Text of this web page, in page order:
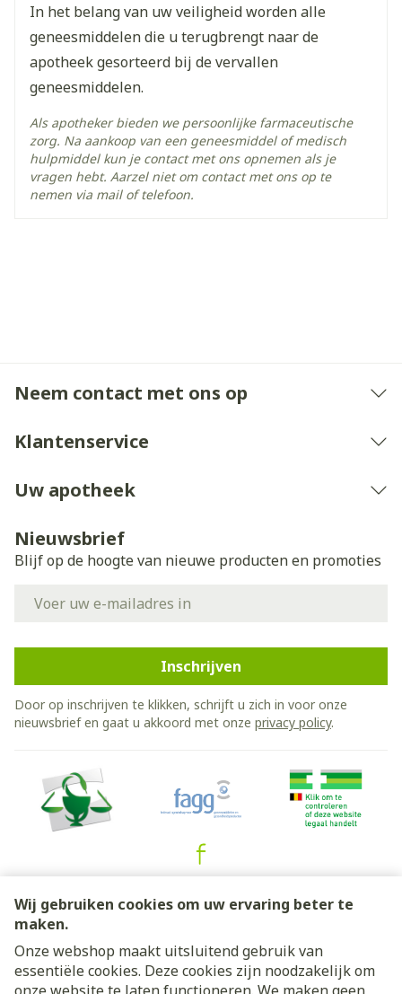
Wij gebruiken cookies om uw ervaring beter te
maken.
Onze webshop maakt uitsluitend gebruik van
essentiële cookies. Deze cookies zijn noodzakelijk om
Behoud
Kamertemperatuur (15°C -
25°C)
In het belang van uw veiligheid worden alle
geneesmiddelen die u terugbrengt naar de
apotheek gesorteerd bij de vervallen
geneesmiddelen.
Als apotheker bieden we persoonlijke farmaceutische
zorg. Na aankoop van een geneesmiddel of medisch
hulpmiddel kun je contact met ons opnemen als je
vragen hebt. Aarzel niet om contact met ons op te
nemen via mail of telefoon.
Neem contact met ons op
Klantenservice
Uw apotheek
Nieuwsbrief
Blijf op de hoogte van nieuwe producten en promoties
Inschrijven
Door op inschrijven te klikken, schrijft u zich in voor onze
nieuwsbrief en gaat u akkoord met onze privacy policy.
Juridische links